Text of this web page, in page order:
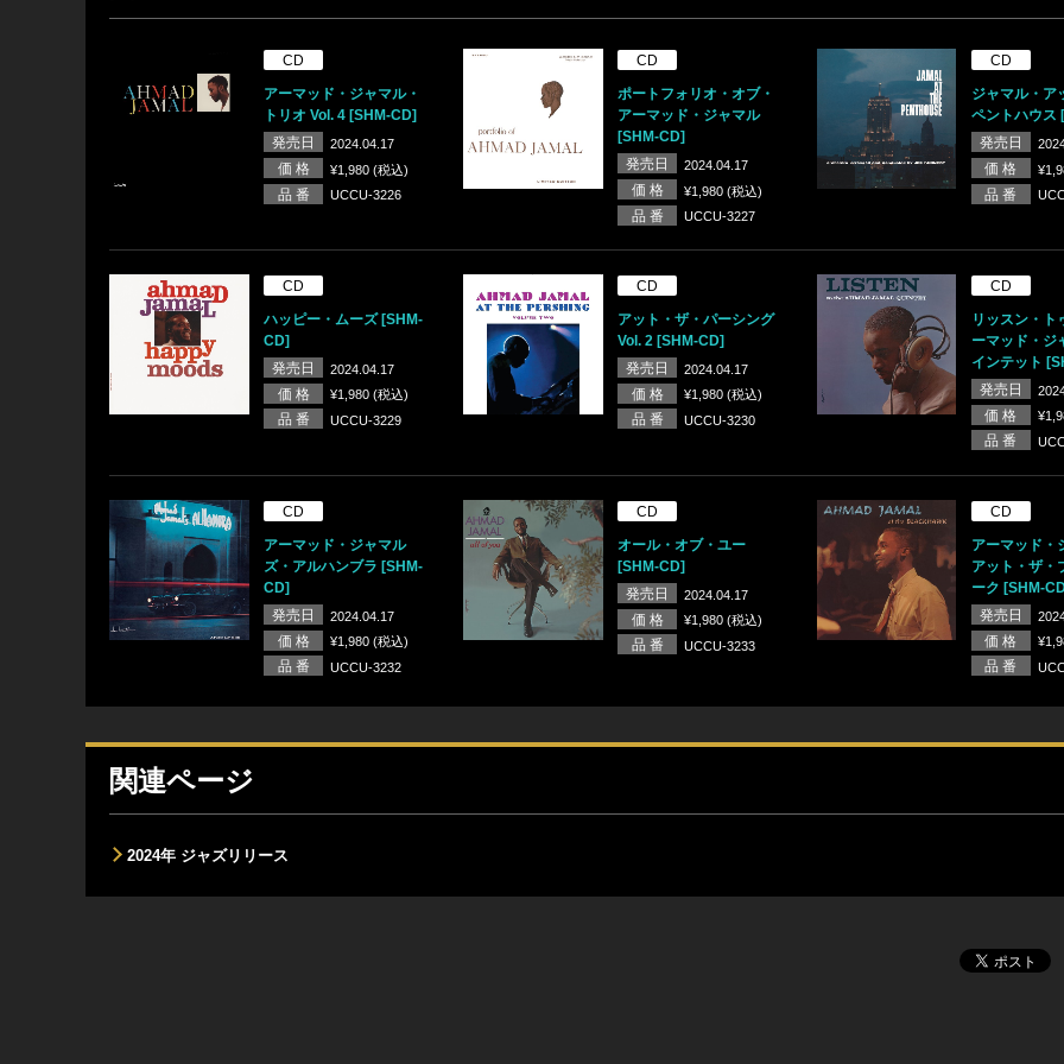
CD
アーマッド・ジャマル・
トリオ Vol. 4 [SHM-CD]
発売日
2024.04.17
価 格 ¥1,980 (税込)
品 番 UCCU-3226
CD
ポートフォリオ・オブ・
アーマッド・ジャマル
[SHM-CD]
発売日
2024.04.17
価 格 ¥1,980 (税込)
品 番 UCCU-3227
CD
ジャマル・ア
ペントハウス
発売日
価 格
品 番
CD
ハッピー・ムーズ [SHM-
CD]
発売日
2024.04.17
価 格 ¥1,980 (税込)
品 番 UCCU-3229
CD
アット・ザ・パーシング
Vol. 2 [SHM-CD]
発売日
2024.04.17
価 格 ¥1,980 (税込)
品 番 UCCU-3230
CD
リッスン・ト
ーマッド・ジ
インテット
発売日
価 格
品 番
CD
アーマッド・ジャマル
ズ・アルハンブラ [SHM-
CD]
発売日
2024.04.17
価 格 ¥1,980 (税込)
品 番 UCCU-3232
CD
オール・オブ・ユー
[SHM-CD]
発売日
2024.04.17
価 格 ¥1,980 (税込)
品 番 UCCU-3233
CD
アーマッド・
アット・ザ・
ーク [SHM-
発売日
価 格
品 番
関連ページ
2024年 ジャズリリース